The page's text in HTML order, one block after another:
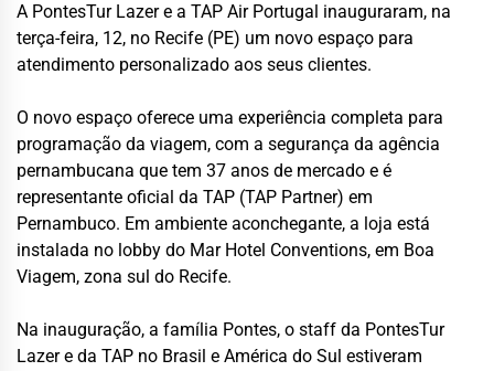
A PontesTur Lazer e a TAP Air Portugal inauguraram, na
terça-feira, 12, no Recife (PE) um novo espaço para
atendimento personalizado aos seus clientes.
O novo espaço oferece uma experiência completa para
programação da viagem, com a segurança da agência
pernambucana que tem 37 anos de mercado e é
representante oficial da TAP (TAP Partner) em
Pernambuco. Em ambiente aconchegante, a loja está
instalada no lobby do Mar Hotel Conventions, em Boa
Viagem, zona sul do Recife.
Na inauguração, a família Pontes, o staff da PontesTur
Lazer e da TAP no Brasil e América do Sul estiveram